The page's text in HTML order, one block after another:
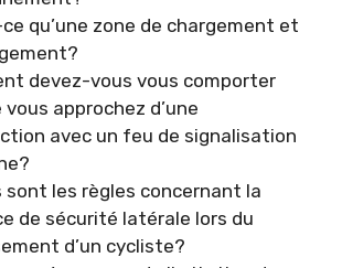
ce qu’une zone de chargement et
devez-vous vous comporter
vous approchez d’une
avec un feu de signalisation
sont les règles concernant la
de sécurité latérale lors du
d’un cycliste?